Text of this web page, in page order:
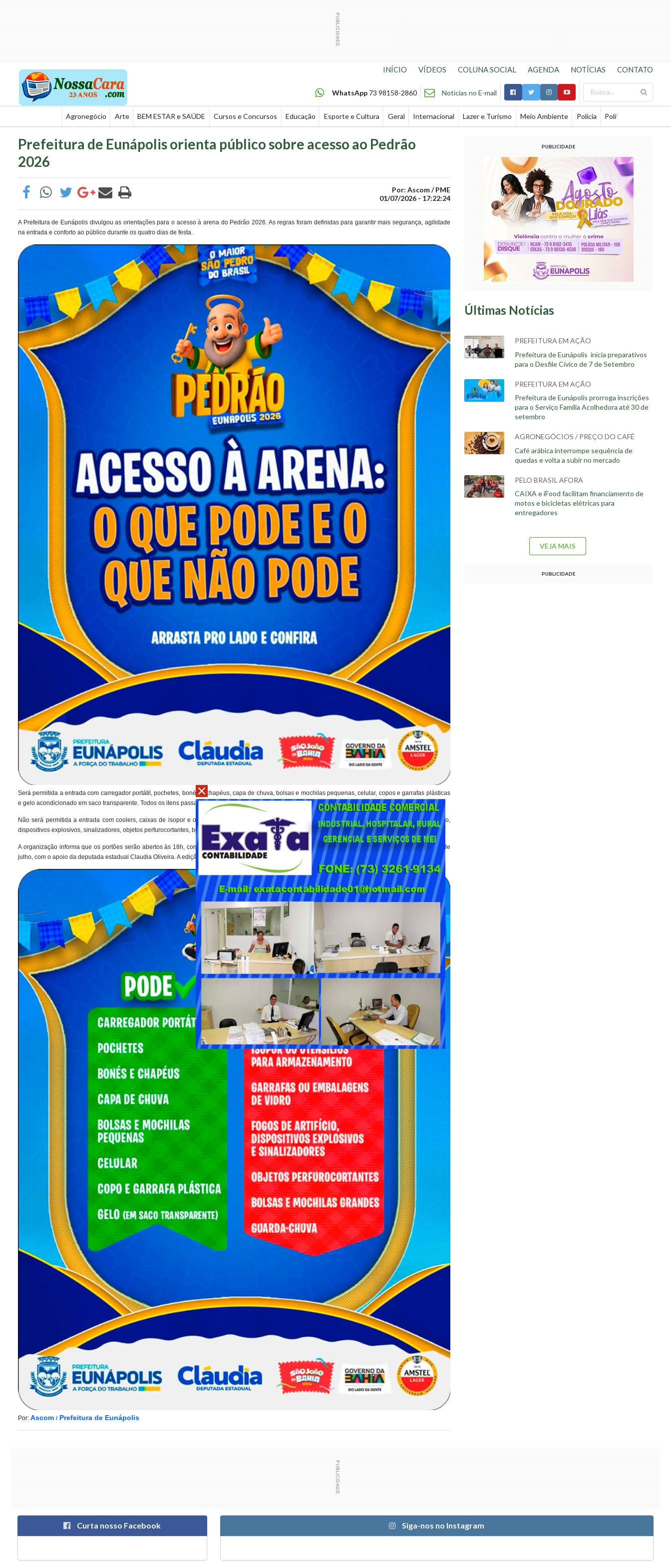
INÍCIO VÍDEOS COLUNA SOCIAL AGENDA NOTÍCIAS CONTATO
WhatsApp 73 98158-2860 Notícias no E-mail
Agronegócio Arte BEM ESTAR e SAÚDE Cursos e Concursos Educação Esporte e Cultura Geral Internacional Lazer e Turismo Meio Ambiente Polícia Política
Prefeitura de Eunápolis orienta público sobre acesso ao Pedrão
2026
Por: Ascom / PME
01/07/2026 - 17:22:24
A Prefeitura de Eunápolis divulgou as orientações para o acesso à arena do Pedrão 2026. As regras foram definidas para garantir mais segurança, agilidade
na entrada e conforto ao público durante os quatro dias de festa.
Será permitida a entrada com carregador portátil, pochetes, bonés e chapéus, capa de chuva, bolsas e mochilas pequenas, celular, copos e garrafas plásticas
e gelo acondicionado em saco transparente. Todos os itens passarão por inspeção nos portões de acesso.
Não será permitida a entrada com coolers, caixas de isopor e outros recipientes para armazenamento, garrafas ou embalagens de vidro, fogos de artifício,
dispositivos explosivos, sinalizadores, objetos perfurocortantes, bolsas e mochilas grandes e guarda-chuvas.
A organização informa que os portões serão abertos às 18h, com início das apresentações previsto para as 20h. O Pedrão 2026 será realizado de 1º a 4 de
julho, com o apoio da deputada estadual Claudia Oliveira. A edição deste ano conta com o patrocínio da Amstel, cervejaria oficial da festa.
Por: Ascom / Prefeitura de Eunápolis
PUBLICIDADE
Últimas Notícias
PREFEITURA EM AÇÃO
Prefeitura de Eunápolis inicia preparativos
para o Desfile Cívico de 7 de Setembro
PREFEITURA EM AÇÃO
Prefeitura de Eunápolis prorroga inscrições
para o Serviço Família Acolhedora até 30 de
setembro
AGRONEGÓCIOS / PREÇO DO CAFÉ
Café arábica interrompe sequência de
quedas e volta a subir no mercado
PELO BRASIL AFORA
CAIXA e iFood facilitam financiamento de
motos e bicicletas elétricas para
entregadores
VEJA MAIS
PUBLICIDADE
Curta nosso Facebook Siga-nos no Instagram